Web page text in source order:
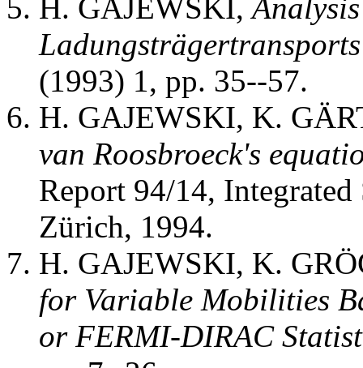
H. GAJEWSKI,
(1993) 1, pp. 35--57.
H. GAJEWSKI, K.
van Roosbroeck's
Report 94/14,
Zürich, 1994.
H. GAJEWSKI, K.
for Variable Mobilities
or FERMI-DIRAC